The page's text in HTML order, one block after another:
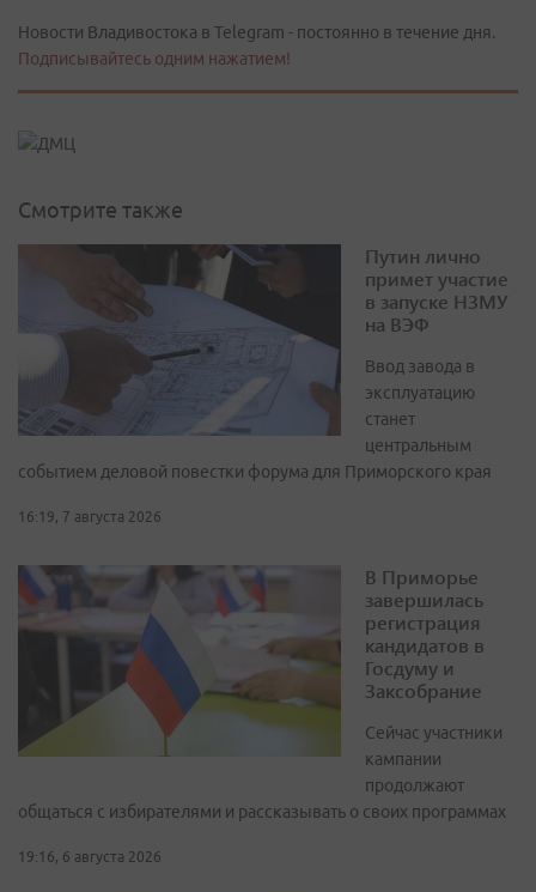
Новости Владивостока в Telegram - постоянно в течение дня.
Подписывайтесь одним нажатием!
Смотрите также
Путин лично
примет участие
в запуске НЗМУ
на ВЭФ
Ввод завода в
эксплуатацию
станет
центральным
событием деловой повестки форума для Приморского края
16:19, 7 августа 2026
В Приморье
завершилась
регистрация
кандидатов в
Госдуму и
Заксобрание
Сейчас участники
кампании
продолжают
общаться с избирателями и рассказывать о своих программах
19:16, 6 августа 2026